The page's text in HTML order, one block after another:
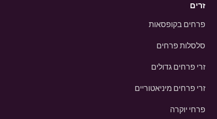
זרים
פרחים בקופסאות
סלסלות פרחים
זרי פרחים גדולים
זרי פרחים מיניאטוריים
פרחי יוקרה